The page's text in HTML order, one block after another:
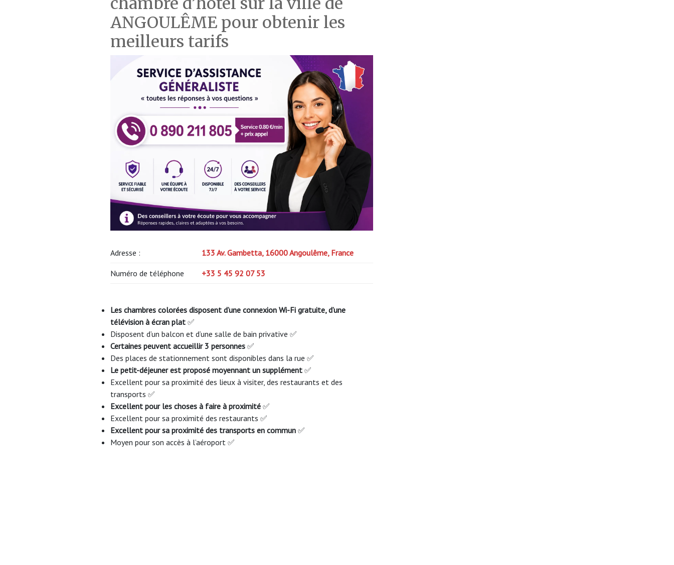
ANGOULÊME pour obtenir les
meilleurs tarifs
Adresse : 133 Av. Gambetta, 16000 Angoulême, France
Numéro de téléphone +33 5 45 92 07 53
Les chambres colorées disposent d’une connexion Wi-Fi gratuite, d’une
télévision à écran plat ✅
Disposent d’un balcon et d’une salle de bain privative ✅
Certaines peuvent accueillir 3 personnes ✅
Des places de stationnement sont disponibles dans la rue ✅
Le petit-déjeuner est proposé moyennant un supplément ✅
Excellent pour sa proximité des lieux à visiter, des restaurants et des
transports ✅
Excellent pour les choses à faire à proximité ✅
Excellent pour sa proximité des restaurants ✅
Excellent pour sa proximité des transports en commun ✅
Moyen pour son accès à l’aéroport ✅